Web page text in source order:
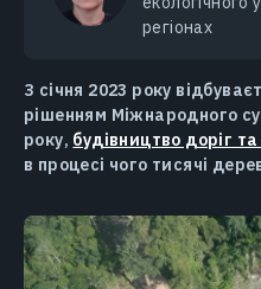
регіонах
З січня 2023 року
рішенням Міжнародного
року, будівництво доріг
в процесі чого тисячі